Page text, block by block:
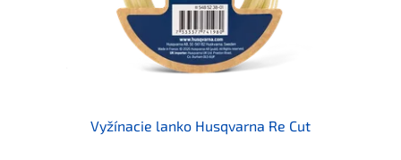
Vyžínacie lanko Husqvarna Re Cut